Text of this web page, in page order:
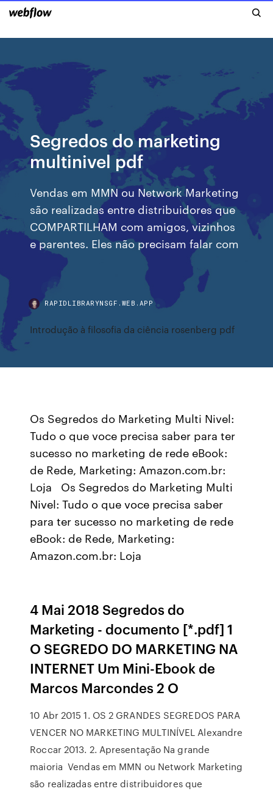
Segredos do marketing
multinivel pdf
Vendas em MMN ou Network Marketing
são realizadas entre distribuidores que
COMPARTILHAM com amigos, vizinhos
e parentes. Eles não precisam falar com
RAPIDLIBRARYNSGF.WEB.APP
Introdução à filosofia da ciência rosenberg pdf
Os Segredos do Marketing Multi Nivel:
Tudo o que voce precisa saber para ter
sucesso no marketing de rede eBook:
de Rede, Marketing: Amazon.com.br:
Loja Os Segredos do Marketing Multi
Nivel: Tudo o que voce precisa saber
para ter sucesso no marketing de rede
eBook: de Rede, Marketing:
Amazon.com.br: Loja
4 Mai 2018 Segredos do
Marketing - documento [*.pdf] 1
O SEGREDO DO MARKETING NA
INTERNET Um Mini-Ebook de
Marcos Marcondes 2 O
10 Abr 2015 1. OS 2 GRANDES SEGREDOS PARA
VENCER NO MARKETING MULTINÍVEL Alexandre
Roccar 2013. 2. Apresentação Na grande
maioria Vendas em MMN ou Network Marketing
são realizadas entre distribuidores que